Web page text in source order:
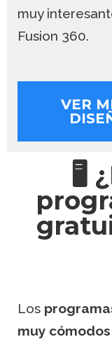
muy
Fusion 360.
VER
🖥️
Los
muy